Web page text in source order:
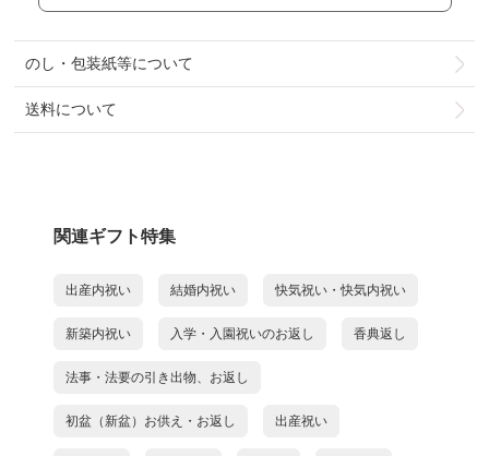
のし・包装紙等について
送料について
関連ギフト特集
出産内祝い 結婚内祝い 快気祝い・快気内祝い
新築内祝い 入学・入園祝いのお返し 香典返し
法事・法要の引き出物、お返し
初盆（新盆）お供え・お返し 出産祝い